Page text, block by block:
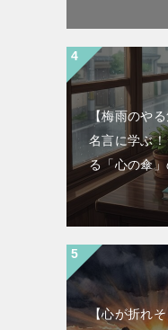
【梅雨のや
名言に学ぶ
る「心の傘
【心が折れ